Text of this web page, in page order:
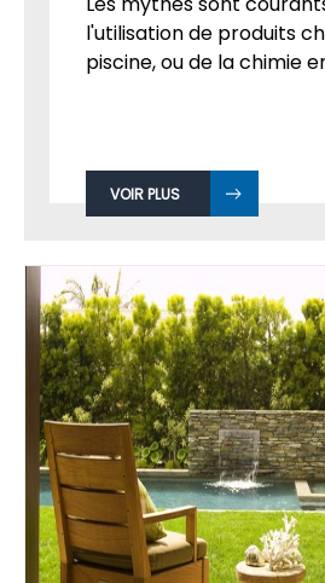
l'utilisation de produits
piscine, ou de la chimie
VOIR PLUS